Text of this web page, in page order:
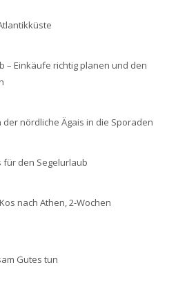
– Einkäufe richtig planen und den
der nördliche Ägais in die Sporaden
für den Segelurlaub
nach Athen, 2-Wochen
Gutes tun